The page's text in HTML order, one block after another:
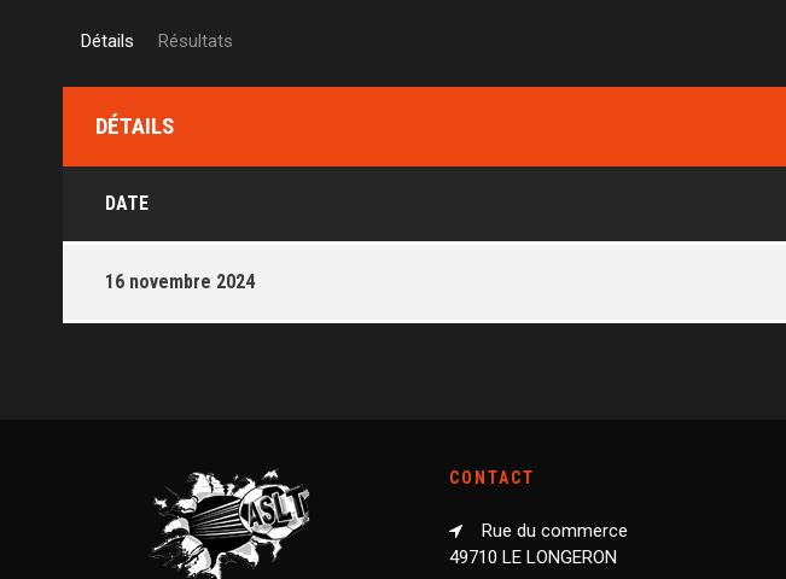
Détails Résultats
DÉTAILS
DATE
16 novembre 2024
CONTACT
Rue du commerce
49710 LE LONGERON